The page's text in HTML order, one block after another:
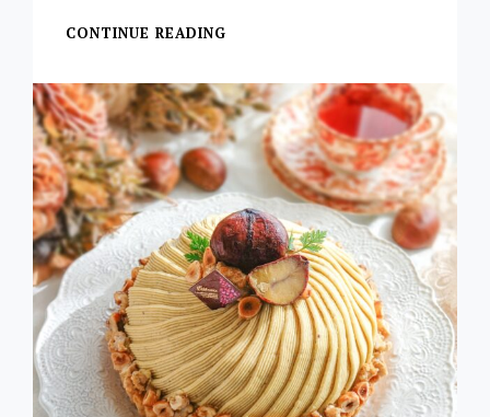
CONTINUE READING
り
ん
ご
の
タ
ル
ト
タ
タ
ン